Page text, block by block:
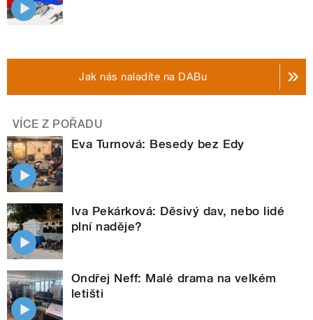
Jak nás naladíte na DABu
VÍCE Z POŘADU
Eva Turnová: Besedy bez Edy
Iva Pekárková: Děsivý dav, nebo lidé
plní naděje?
Ondřej Neff: Malé drama na velkém
letišti